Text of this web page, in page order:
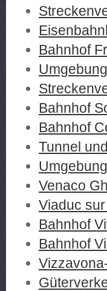
Bahnhof
Bahnhof
Bahnhof
Tunnel
Venaco
Viaduc
Bahnhof
Bahnhof